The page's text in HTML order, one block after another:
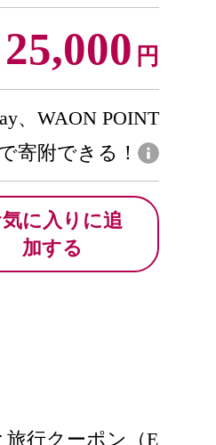
25,000 円
、WAON POINT
寄附できる！
に入りに追
加する
行クーポン（E